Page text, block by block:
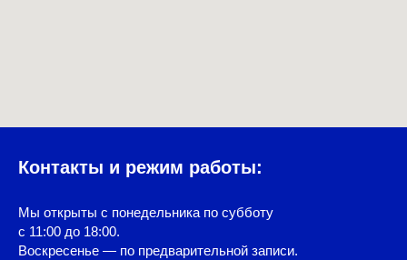
Контакты и режим работы:
Мы открыты с понедельника по субботу
с 11:00 до 18:00.
Воскресенье — по предварительной записи.